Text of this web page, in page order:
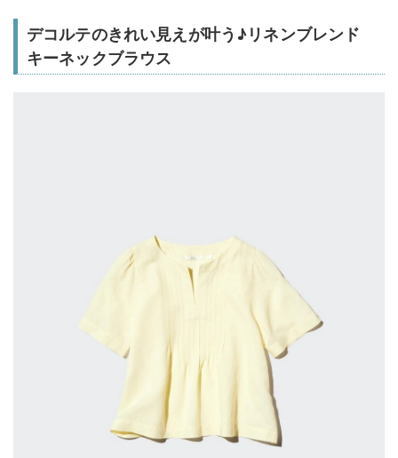
デコルテのきれい見えが叶う♪リネンブレンド
キーネックブラウス